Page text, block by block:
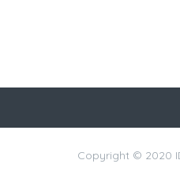
Copyright © 2020